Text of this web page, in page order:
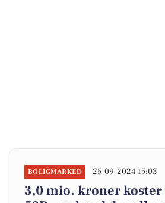
BOLIGMARKED 25-09-2024 15:03
3,0 mio. kroner koster